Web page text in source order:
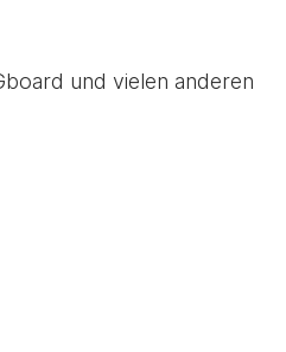
und vielen anderen